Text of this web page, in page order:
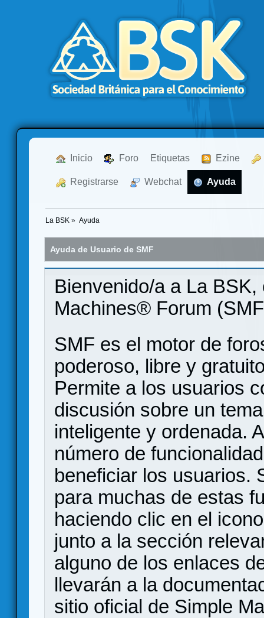
Inicio Foro Etiquetas Ezine
Registrarse Webchat Ayuda
La BSK » Ayuda
Ayuda de Usuario de SMF
Bienvenido/a a La
Machines® Forum
SMF es el motor de
poderoso, libre y
Permite a los usuarios
discusión sobre un
inteligente y ordenada.
número de
beneficiar los usuarios.
para muchas de estas
haciendo clic en el
junto a la sección
alguno de los enlaces
llevarán a la
sitio oficial de Simple